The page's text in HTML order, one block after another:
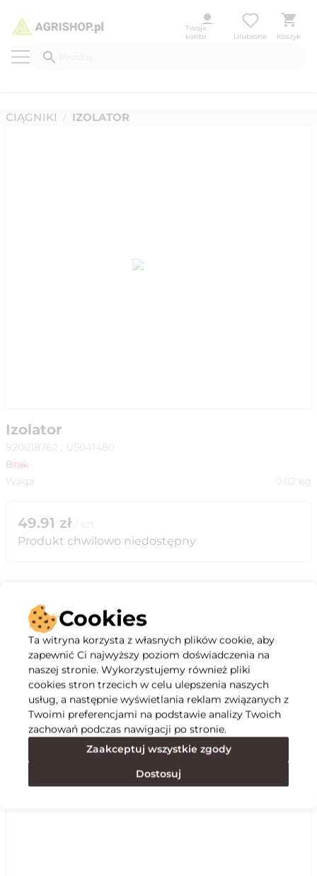
Twoje
konto
Ulubione Koszyk
CIĄGNIKI / IZOLATOR
Izolator
920018762 , U5041480
Brak
Waga
0.02 kg
49.91 zł
Produkt chwilowo niedostępny
Opis
Specyfikacja
Polecane
Cookies
Ta witryna korzysta z własnych plików cookie, aby
zapewnić Ci najwyższy poziom doświadczenia na
naszej stronie. Wykorzystujemy również pliki
cookies stron trzecich w celu ulepszenia naszych
usług, a następnie wyświetlania reklam związanych z
Twoimi preferencjami na podstawie analizy Twoich
zachowań podczas nawigacji po stronie.
Zaakceptuj wszystkie zgody
Dostosuj